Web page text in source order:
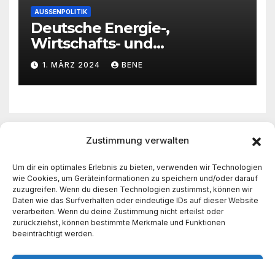
Zustimmung verwalten
Um dir ein optimales Erlebnis zu bieten, verwenden wir Technologien
wie Cookies, um Geräteinformationen zu speichern und/oder darauf
zuzugreifen. Wenn du diesen Technologien zustimmst, können wir
Daten wie das Surfverhalten oder eindeutige IDs auf dieser Website
verarbeiten. Wenn du deine Zustimmung nicht erteilst oder
zurückziehst, können bestimmte Merkmale und Funktionen
beeinträchtigt werden.
AUSSENPOLITIK
Deutsche Energie-,
Wirtschafts- und
Außenpolitik – nur noch
Chaos – siehe Ukraine
1. MÄRZ 2024 BENE
Freies Bayern